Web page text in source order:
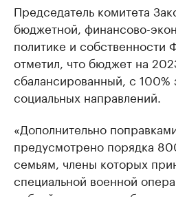
Председатель комитета
бюджетной, финансово-
политике и собственности
отметил, что бюджет на
сбалансированный, с 100%
социальных направлений.
«Дополнительно
предусмотрено порядка
семьям, члены которых
специальной военной